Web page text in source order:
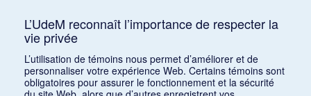
L’UdeM reconnaît l’importance de respecter la
vie privée
L’utilisation de témoins nous permet d’améliorer et de
personnaliser votre expérience Web. Certains témoins sont
obligatoires pour assurer le fonctionnement et la sécurité